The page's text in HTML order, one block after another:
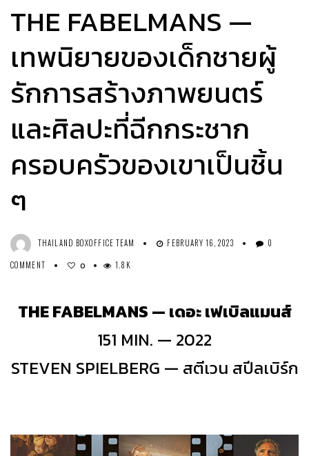
THE FABELMANS —
เทพนิยายของเด็กชายผู้
รักการสร้างภาพยนตร์
และศิลปะที่ฉีกกระชาก
ครอบครัวของเขาเป็นชิ้น
ๆ
THAILAND BOXOFFICE TEAM FEBRUARY 16, 2023
0
COMMENT
0 1.8K
THE FABELMANS — เดอะ เฟเบิลแมนส์
151 MIN. — 2022
STEVEN SPIELBERG — สตีเวน สปีลเบิร์ก